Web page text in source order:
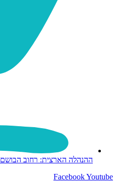
ההנהלה הארצית: רחוב הבושם 11, גילה ירושלים
FacebookYoutube